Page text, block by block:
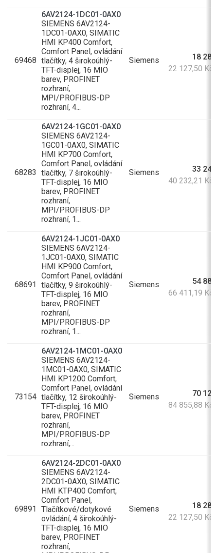
69468
6AV2124-1DC01-0AX0
SIEMENS 6AV2124-
1DC01-0AX0, SIMATIC
HMI KP400 Comfort,
Comfort Panel, ovládání
tlačítky, 4 širokoúhlý-
TFT-displej, 16 MIO
barev, PROFINET
rozhraní,
MPI/PROFIBUS-DP
rozhraní, 4...
Siemens
18
22 127,50 Kč
68283
6AV2124-1GC01-0AX0
SIEMENS 6AV2124-
1GC01-0AX0, SIMATIC
HMI KP700 Comfort,
Comfort Panel, ovládání
tlačítky, 7 širokoúhlý-
TFT-displej, 16 MIO
barev, PROFINET
rozhraní,
MPI/PROFIBUS-DP
rozhraní, 1...
Siemens
33
40 232,21 Kč
68691
6AV2124-1JC01-0AX0
SIEMENS 6AV2124-
1JC01-0AX0, SIMATIC
HMI KP900 Comfort,
Comfort Panel, ovládání
tlačítky, 9 širokoúhlý-
TFT-displej, 16 MIO
barev, PROFINET
rozhraní,
MPI/PROFIBUS-DP
rozhraní, 1...
Siemens
54
66 411,19 Kč
73154
6AV2124-1MC01-0AX0
SIEMENS 6AV2124-
1MC01-0AX0, SIMATIC
HMI KP1200 Comfort,
Comfort Panel, ovládání
tlačítky, 12 širokoúhlý-
TFT-displej, 16 MIO
barev, PROFINET
rozhraní,
MPI/PROFIBUS-DP
rozhraní,...
Siemens
70
84 855,88 Kč
69891
6AV2124-2DC01-0AX0
SIEMENS 6AV2124-
2DC01-0AX0, SIMATIC
HMI KTP400 Comfort,
Comfort Panel,
Tlačítkové/dotykové
ovládání, 4 širokoúhlý-
TFT-displej, 16 MIO
barev, PROFINET
rozhraní,
Siemens
18
22 127,50 Kč